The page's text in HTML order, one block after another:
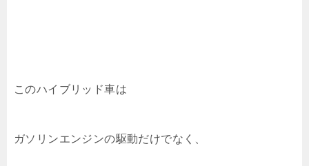
このハイブリッド車は
ガソリンエンジンの駆動だけでなく、